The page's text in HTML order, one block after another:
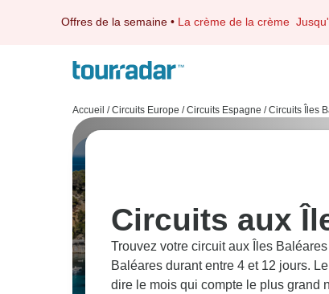
Offres de la semaine • La crème de la crème
Accueil / Circuits Europe / Circuits Espagne / Circuits Îles
Circuits aux
Trouvez votre circuit aux Îles
Baléares durant entre 4 et 12 jours.
dire le mois qui compte le plus grand